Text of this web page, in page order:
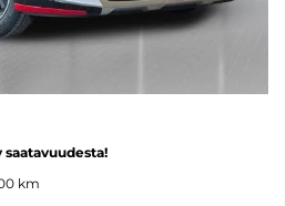
saatavuudesta!
km